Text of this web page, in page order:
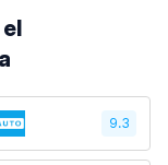
9.3